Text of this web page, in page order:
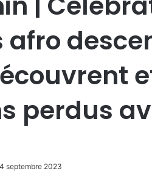
afro
perdus
4 septembre 2023